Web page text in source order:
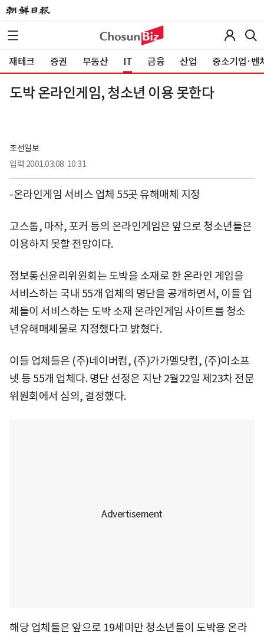
재테크 증권 부동산 IT 금융 산업 중소기업·벤
도박 온라인게임, 청소년 이용 못한다
조선일보
입력 2001.03.08. 10:31
-온라인게임 서비스 업체 55곳 유해매체 지정
고스톱, 마작, 포커 등의 온라인게임은 앞으로 청소년들은
이용하지 못할 전망이다.
정보통신윤리위원회는 도박을 소재로 한 온라인 게임을
서비스하는 국내 55개 업체의 명단을 공개하면서, 이들 업
체들이 서비스하는 도박 소재 온라인게임 사이트를 청소
년유해매체물로 지정했다고 밝혔다.
이들 업체들은 (주)네이버컴, (주)가가멜닷컴, (주)이소프
넷 등 55개 업체다. 명단 선정은 지난 2월22일 제23차 전문
위원회에서 심의, 결정했다.
해당 업체들은 앞으로 19세미만 청소년들이 도박용 온라